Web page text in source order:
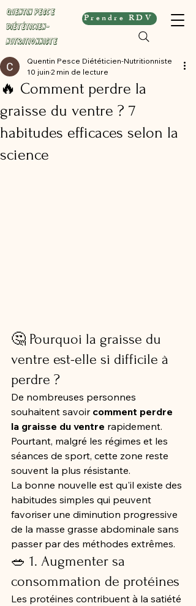
Quentin Pesce
Diététicien-
Nutritionniste
Prendre RDV
🔥 Comment perdre la
graisse du ventre ? 7
habitudes efficaces selon la
science
Quentin Pesce Diététicien-Nutritionniste
10 juin 2 min de lecture
🤔 Pourquoi la graisse du
ventre est-elle si difficile à
perdre ?
De nombreuses personnes
souhaitent savoir comment perdre
la graisse du ventre rapidement.
Pourtant, malgré les régimes et les
séances de sport, cette zone reste
souvent la plus résistante.
La bonne nouvelle est qu'il existe des
habitudes simples qui peuvent
favoriser une diminution progressive
de la masse grasse abdominale sans
passer par des méthodes extrêmes.
🥗 1. Augmenter sa
consommation de protéines
Les protéines contribuent à la satiété